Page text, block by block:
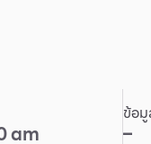
am
ข้อ
–